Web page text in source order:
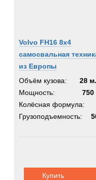
Volvo FH16 8x4
самосвальная
из Европы
Объём кузова:
28
Мощность:
750
Колёсная формула:
Грузоподъемность:
Купить